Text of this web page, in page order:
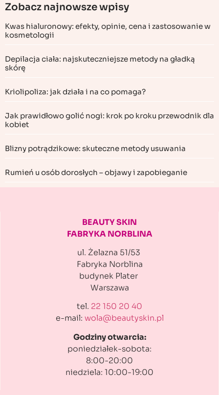
Zobacz najnowsze wpisy
Kwas hialuronowy: efekty, opinie, cena i zastosowanie w
kosmetologii
Depilacja ciała: najskuteczniejsze metody na gładką
skórę
Kriolipoliza: jak działa i na co pomaga?
Jak prawidłowo golić nogi: krok po kroku przewodnik dla
kobiet
Blizny potrądzikowe: skuteczne metody usuwania
Rumień u osób dorosłych – objawy i zapobieganie
BEAUTY SKIN
FABRYKA NORBLINA
ul. Żelazna 51/53
Fabryka Norblina
budynek Plater
Warszawa
tel. 22 150 20 40
e-mail: wola@beautyskin.pl
Godziny otwarcia:
poniedziałek-sobota:
8:00-20:00
niedziela: 10:00-19:00